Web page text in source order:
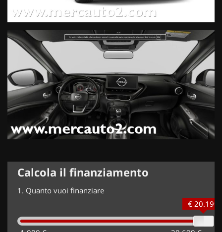
Calcola il finanziamento
1. Quanto vuoi finanziare
€ 20.199